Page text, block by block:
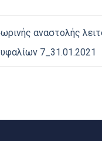
αναστολής
7_31.01.2021